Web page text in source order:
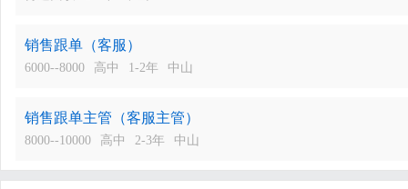
销售跟单（客服）
6000--8000 高中 1-2年 中山
销售跟单主管（客服主管）
8000--10000 高中 2-3年 中山